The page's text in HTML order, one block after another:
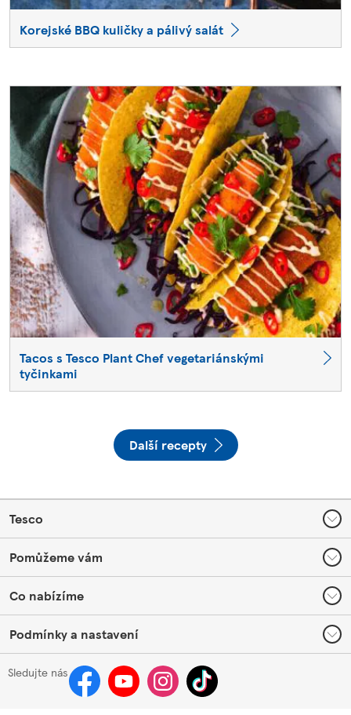
Korejské BBQ kuličky a pálivý salát
Tacos s Tesco Plant Chef vegetariánskými
tyčinkami
Další recepty
Footer
Tesco
Pomůžeme vám
Co nabízíme
Podmínky a nastavení
Sledujte nás